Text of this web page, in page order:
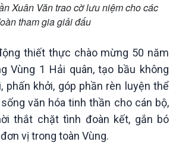
Multimedia
Ảnh
Xuân Văn trao cờ lưu niệm cho các
tham gia giải đấu
thiết thực chào mừng 50 năm
Vùng 1 Hải quân, tạo bầu không
phấn khởi, góp phần rèn luyện thể
văn hóa tinh thần cho cán bộ,
thắt chặt tình đoàn kết, gắn bó
vị trong toàn Vùng.